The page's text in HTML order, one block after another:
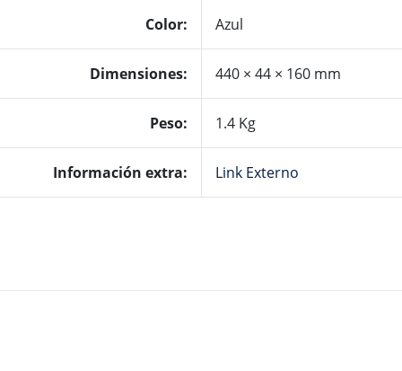
Color: Azul
Dimensiones: 440 × 44 × 160 mm
Peso: 1.4 Kg
Información extra: Link Externo